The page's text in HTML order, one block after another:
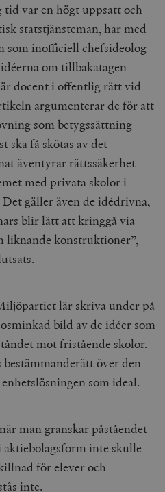
var en högt uppsatt och
statstjänsteman, har med
som inofficiell chefsideolog
om tillbakatagen
docent i offentlig rätt vid
argumenterar de för att
som betygssättning
ska få skötas av det
äventyrar rättssäkerhet
med privata skolor i
gäller även de idédrivna,
blir lätt att kringgå via
liknande konstruktioner”,
lär skriva under på
bild av de idéer som
mot fristående skolor.
över den
som ideal.
man granskar påståendet
inte skulle
för elever och
inte.